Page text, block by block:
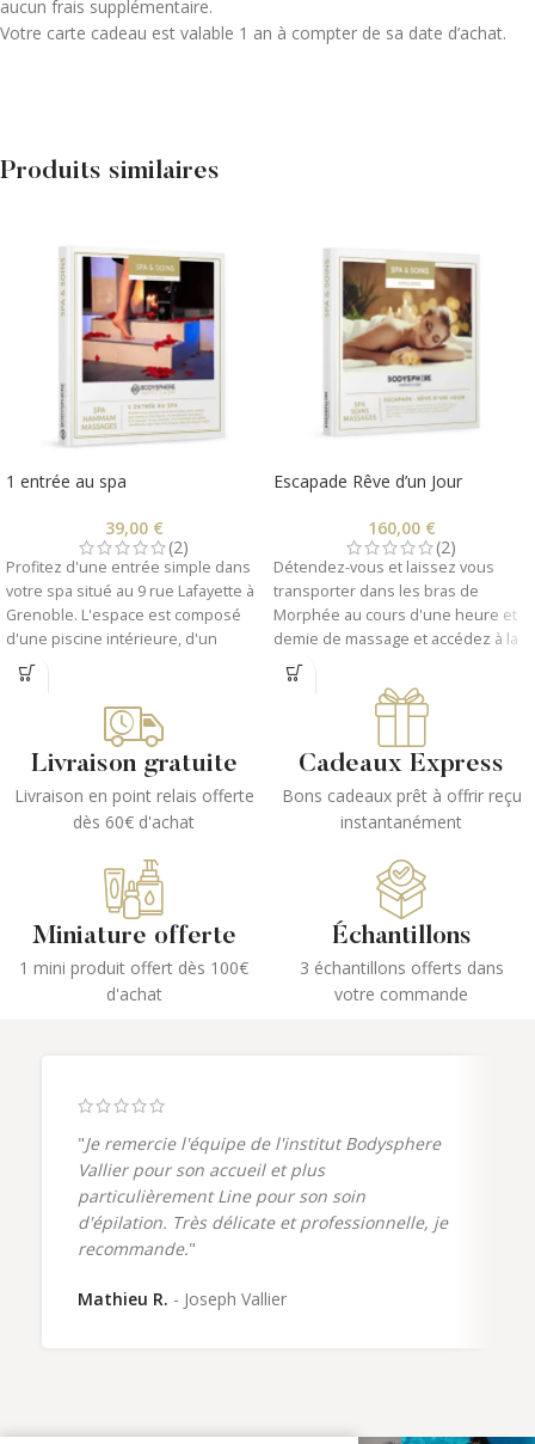
aucun frais supplémentaire.
Votre carte cadeau est valable 1 an à compter de sa date d’achat.
Produits similaires
1 entrée au spa
39,00 €
(2)
Profitez d'une entrée simple dans
votre spa situé au 9 rue Lafayette à
Grenoble. L'espace est composé
d'une piscine intérieure, d'un
jacuzzi, d'une cascade, d'un
hammam, de tables de relaxation et
d'un espace détente. Un
rafraichissement est offert.
Valable du Lundi au Samedi.
Nocturne jusqu'à 21h le vendredi.
1- La carte cadeau vous sera
2- Imprimez votre billet
électronique depuis votre email de
confirmation de commande.
3- Le jour venu, présentez le dans
votre institut Bodysphere afin de
faire votre activité sans aucun frais
Votre carte cadeau est valable 1 an
Escapade Rêve d’un Jour
160,00 €
(2)
Détendez-vous et laissez vous
transporter dans les bras de
Morphée au cours d'une heure et
demie de massage et accédez à la
peau de vos rêves avec un soin
visage ProSkin60 d'une heure.
1- Votre carte cadeau vous sera
envoyé par mail immédiatement
après votre achat.
2- Imprimez votre carte et suivez
les instructions correspondantes
3- Le jour de votrerendez-vous
présentez votre carte cadeau dans
votre institut Bodysphere afin de
profiter de vos prestations sans
aucun frais supplémentaire.
Votre carte cadeau est valable 1 an
Livraison gratuite
Livraison en point relais offerte
dès 60€ d'achat
Cadeaux Express
Bons cadeaux prêt à offrir reçu
instantanément
Miniature offerte
1 mini produit offert dès 100€
d'achat
Échantillons
3 échantillons offerts dans
votre commande
"Je remercie l'équipe de l'institut Bodysphere
Vallier pour son accueil et plus
particulièrement Line pour son soin
d'épilation. Très délicate et professionnelle, je
recommande."
Mathieu R. Joseph Vallier